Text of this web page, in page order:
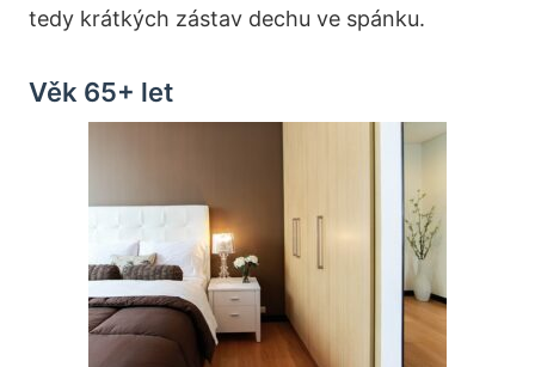
tedy krátkých zástav dechu ve spánku.
Věk 65+ let